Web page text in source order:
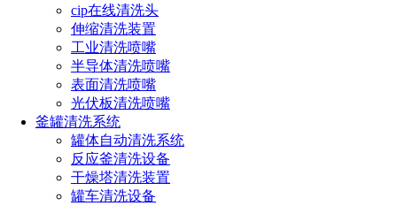
cip在线清洗头
伸缩清洗装置
工业清洗喷嘴
半导体清洗喷嘴
表面清洗喷嘴
光伏板清洗喷嘴
釜罐清洗系统
罐体自动清洗系统
反应釜清洗设备
干燥塔清洗装置
罐车清洗设备